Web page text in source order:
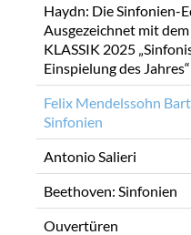
Haydn: Die Sinfonien-
Ausgezeichnet mit
KLASSIK 2025
Einspielung des Jahres“
Felix Mendelssohn
Sinfonien
Antonio Salieri
Beethoven: Sinfonien
Ouvertüren